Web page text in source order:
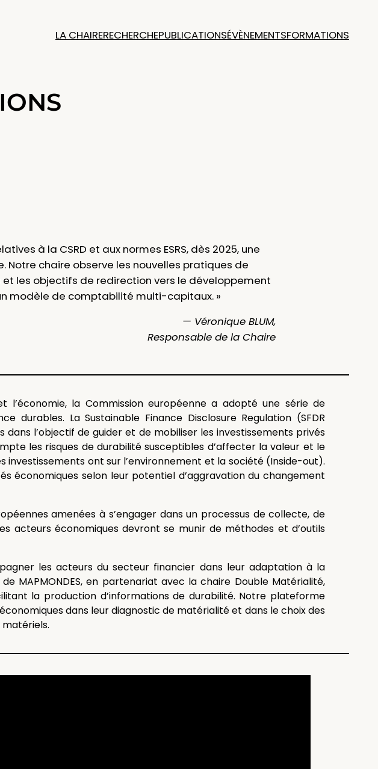
LA CHAIRERECHERCHEPUBLICATIONSÉVÈNEMENTSFORMATIONS
à la CSRD et aux normes ESRS, dès 2025, une
chaire observe les nouvelles pratiques de
les objectifs de redirection vers le développement
modèle de comptabilité multi-capitaux. »
— Véronique BLUM,
Responsable de la Chaire
la Commission européenne a adopté une série de
La Sustainable Finance Disclosure Regulation (SFDR
l’objectif de guider et de mobiliser les investissements privés
les risques de durabilité susceptibles d’affecter la valeur et le
ont sur l’environnement et la société (Inside-out).
économiques selon leur potentiel d’aggravation du changement
amenées à s’engager dans un processus de collecte, de
acteurs économiques devront se munir de méthodes et d’outils
les acteurs du secteur financier dans leur adaptation à la
MAPMONDES, en partenariat avec la chaire Double Matérialité,
la production d’informations de durabilité. Notre plateforme
dans leur diagnostic de matérialité et dans le choix des